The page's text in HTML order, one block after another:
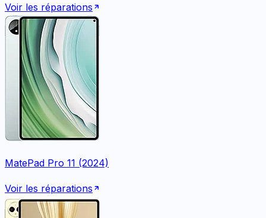
Voir les réparations
MatePad Pro 11 (2024)
Voir les réparations